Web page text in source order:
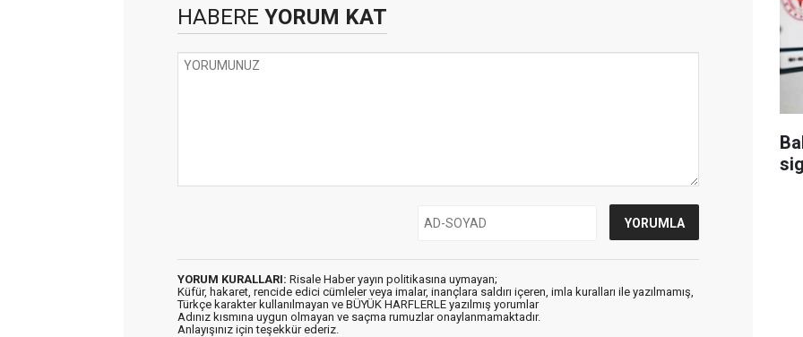
HABERE YORUM KAT
YORUM KURALLARI: Risale Haber yayın politikasına uymayan;
Küfür, hakaret, rencide edici cümleler veya imalar, inançlara saldırı içeren, imla kuralları ile yazılmamış,
Türkçe karakter kullanılmayan ve BÜYÜK HARFLERLE yazılmış yorumlar
Adınız kısmına uygun olmayan ve saçma rumuzlar onaylanmamaktadır.
Anlayışınız için teşekkür ederiz.